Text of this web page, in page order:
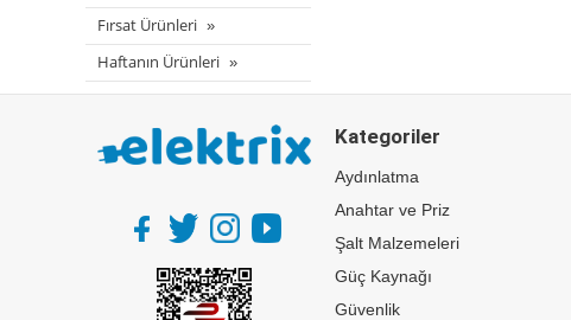
Fırsat Ürünleri
Haftanın Ürünleri
Kategoriler
Aydınlatma
Anahtar ve Priz
Şalt Malzemeleri
Güç Kaynağı
Güvenlik